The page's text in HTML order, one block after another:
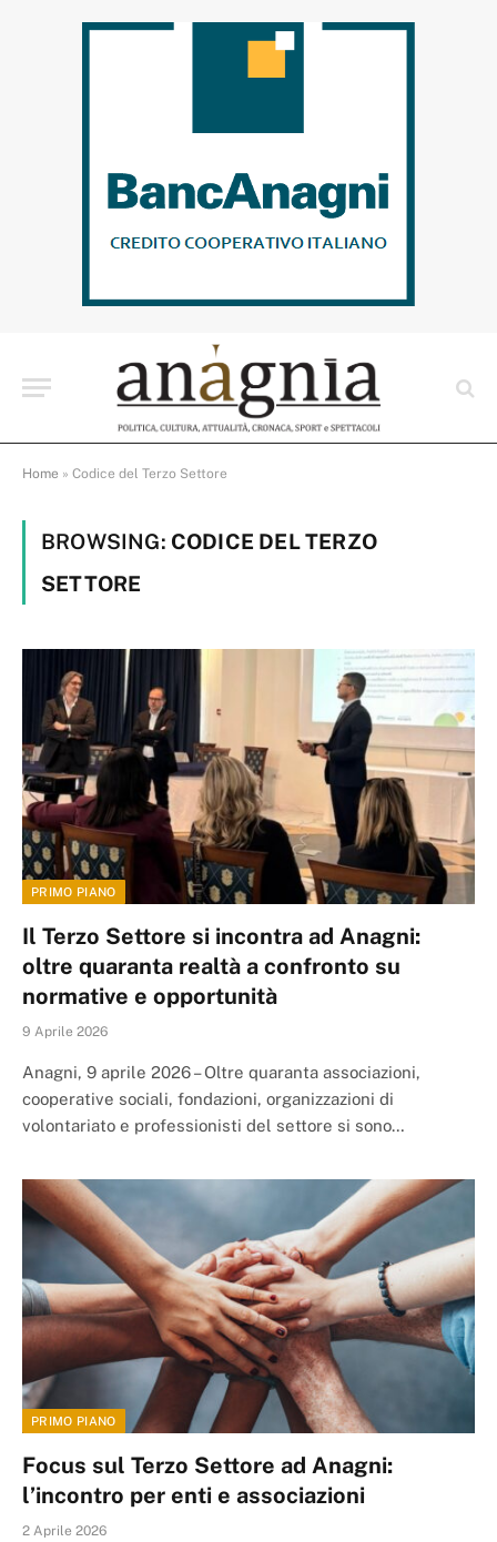
Home » Codice del Terzo Settore
BROWSING: CODICE DEL TERZO
SETTORE
PRIMO PIANO
Il Terzo Settore si incontra ad Anagni:
oltre quaranta realtà a confronto su
normative e opportunità
9 Aprile 2026
Anagni, 9 aprile 2026 – Oltre quaranta associazioni,
cooperative sociali, fondazioni, organizzazioni di
volontariato e professionisti del settore si sono…
PRIMO PIANO
Focus sul Terzo Settore ad Anagni:
l’incontro per enti e associazioni
2 Aprile 2026